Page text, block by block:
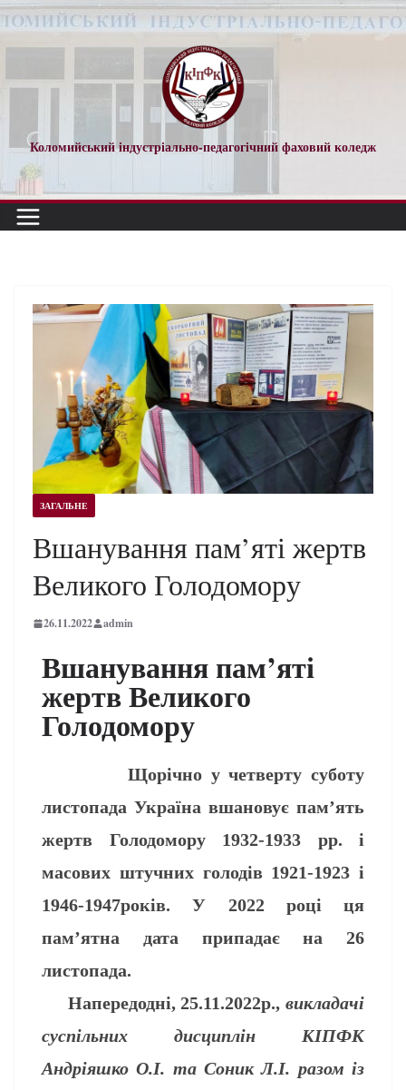
Коломийський індустріально-педагогічний фаховий коледж
ЗАГАЛЬНЕ
Вшанування пам’яті жертв
Великого Голодомору
26.11.2022 admin
Вшанування пам’яті
жертв Великого
Голодомору
Щорічно у четверту суботу
листопада Україна вшановує пам’ять
жертв Голодомору 1932-1933 рр. і
масових штучних голодів 1921-1923 і
1946-1947років. У 2022 році ця
пам’ятна дата припадає на 26
листопада.
Напередодні, 25.11.2022р., викладачі
суспільних дисциплін КІПФК
Андріяшко О.І. та Соник Л.І. разом із